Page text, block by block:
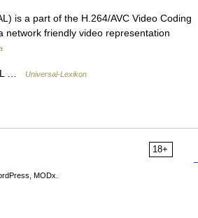
is a part of the H.264/AVC Video Coding
network friendly video representation
… Universal-Lexikon
18+
MODx.